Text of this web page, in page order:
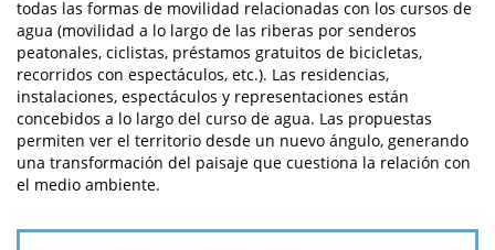
todas las formas de movilidad relacionadas con los cursos de
agua (movilidad a lo largo de las riberas por senderos
peatonales, ciclistas, préstamos gratuitos de bicicletas,
recorridos con espectáculos, etc.). Las residencias,
instalaciones, espectáculos y representaciones están
concebidos a lo largo del curso de agua. Las propuestas
permiten ver el territorio desde un nuevo ángulo, generando
una transformación del paisaje que cuestiona la relación con
el medio ambiente.